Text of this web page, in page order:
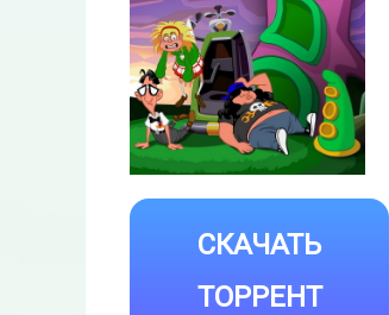
СКАЧАТЬ
ТОРРЕНТ